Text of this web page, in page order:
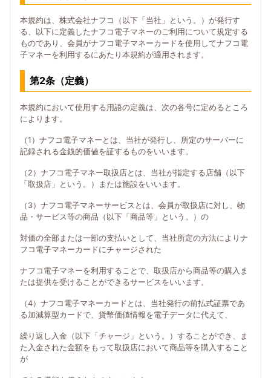
本規約は、株式会社ナフコ（以下「当社」という。）が発行す
る、以下に定義したナフコ電子マネーのご利用について規定する
ものであり、会員がナフコ電子マネーカードを使用してナフコ電
子マネーを利用するにあたり本規約が適用されます。
第2条（定義）
本規約において使用する用語の定義は、次の各号に定めるところ
によります。
（1）ナフコ電子マネーとは、当社が発行し、所定のサーバーに
記録される金銭的価値を証するものをいいます。
（2）ナフコ電子マネー取扱店とは、当社が指定する店舗（以下
「取扱店」という。）または施設をいいます。
（3）ナフコ電子マネーサービスとは、会員が取扱店に対し、物
品・サービス等の商品（以下「商品等」という。）の
対価の全部または一部の支払いとして、当社所定の方法によりナ
フコ電子マネーカードにチャージされた
ナフコ電子マネーを利用することで、取扱店から商品等の購入ま
たは提供を受けることができるサービスをいいます。
（4）ナフコ電子マネーカードとは、当社発行の前払式証票であ
る加減算型カードで、貨幣価値情報を電子データに代えて、
繰り返し入金（以下「チャージ」という。）することができ、ま
た入金された金額をもって取扱店において商品等を購入すること
が